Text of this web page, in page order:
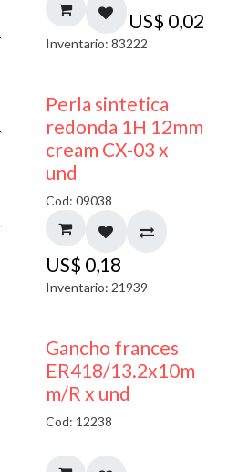
US$ 0,02
Inventario: 83222
Perla sintetica
redonda 1H 12mm
cream CX-03 x
und
Cod: 09038
US$ 0,18
Inventario: 21939
AGOTADO
Gancho frances
ER418/13.2x10m
m/R x und
Cod: 12238